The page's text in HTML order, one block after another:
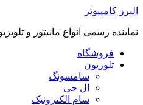
رفتن
محتوا
البرز کامپیوتر
نماینده رسمی انواع مانیتور و
فروشگاه
تلوزیون
سامسونگ
ال جی
سام الکترونیک